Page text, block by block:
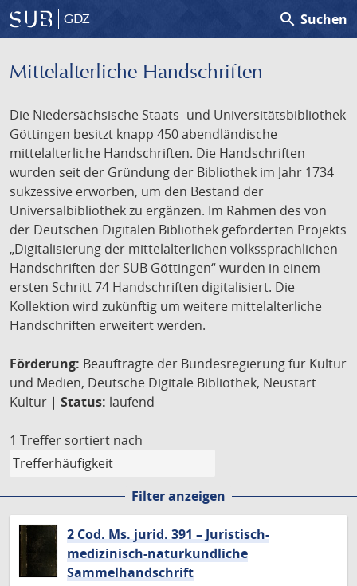
GDZ search Suchen
Mittelalterliche Handschriften
Die Niedersächsische Staats- und Universitätsbibliothek
Göttingen besitzt knapp 450 abendländische
mittelalterliche Handschriften. Die Handschriften
wurden seit der Gründung der Bibliothek im Jahr 1734
sukzessive erworben, um den Bestand der
Universalbibliothek zu ergänzen. Im Rahmen des von
der Deutschen Digitalen Bibliothek geförderten Projekts
„Digitalisierung der mittelalterlichen volkssprachlichen
Handschriften der SUB Göttingen“ wurden in einem
ersten Schritt 74 Handschriften digitalisiert. Die
Kollektion wird zukünftig um weitere mittelalterliche
Handschriften erweitert werden.
Förderung: Beauftragte der Bundesregierung für Kultur
und Medien, Deutsche Digitale Bibliothek, Neustart
Kultur | Status: laufend
1 Treffer sortiert nach
Filter anzeigen
2 Cod. Ms. jurid. 391 – Juristisch-
medizinisch-naturkundliche
Sammelhandschrift